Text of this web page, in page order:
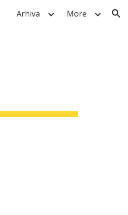
Arhiva More